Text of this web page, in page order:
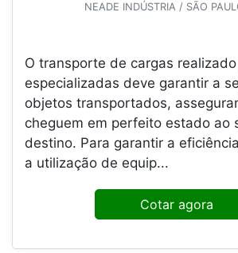
NEADE INDÚSTRIA / SÃO
O transporte de cargas
especializadas deve garantir a
objetos transportados,
cheguem em perfeito estado ao
destino. Para garantir a
a utilização de equip...
Cotar agora